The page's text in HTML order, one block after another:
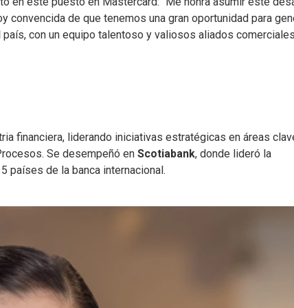
convencida de que tenemos una gran oportunidad para
con un equipo talentoso y valiosos aliados
financiera, liderando iniciativas estratégicas en áreas
Se desempeñó en Scotiabank, donde lideró la
países de la banca internacional.